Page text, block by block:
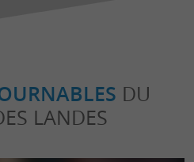
DU
LANDES